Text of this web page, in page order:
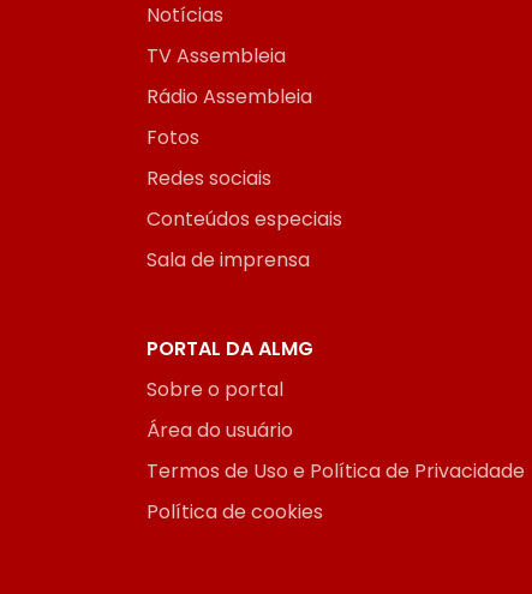
Notícias
TV Assembleia
Rádio Assembleia
Fotos
Redes sociais
Conteúdos especiais
Sala de imprensa
PORTAL DA ALMG
Sobre o portal
Área do usuário
Termos de Uso e Política de Privacidade
Política de cookies